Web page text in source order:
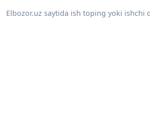
Elbozor.uz saytida ish toping yoki ishchi